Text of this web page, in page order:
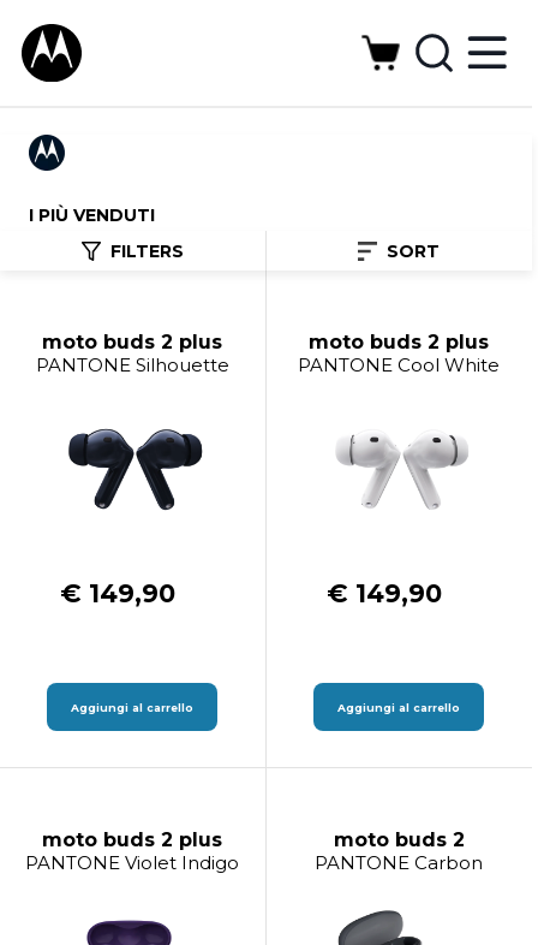
I PIÙ VENDUTI
FILTERS
SORT
moto buds 2 plus
PANTONE Silhouette
€ 149,90
Aggiungi al carrello
moto buds 2 plus
PANTONE Cool White
€ 149,90
Aggiungi al carrello
moto buds 2 plus
PANTONE Violet Indigo
moto buds 2
PANTONE Carbon